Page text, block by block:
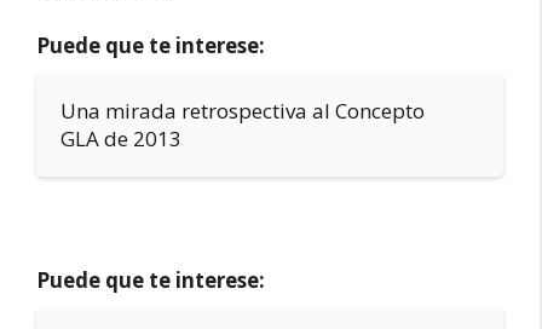
Puede que te interese:
Una mirada retrospectiva al Concepto
GLA de 2013
Puede que te interese: